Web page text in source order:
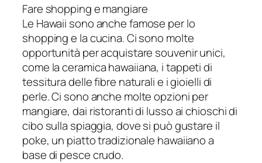
Fare shopping e mangiare
Le Hawaii sono anche famose per lo
shopping e la cucina. Ci sono molte
opportunità per acquistare souvenir unici,
come la ceramica hawaiiana, i tappeti di
tessitura delle fibre naturali e i gioielli di
perle. Ci sono anche molte opzioni per
mangiare, dai ristoranti di lusso ai chioschi di
cibo sulla spiaggia, dove si può gustare il
poke, un piatto tradizionale hawaiiano a
base di pesce crudo.